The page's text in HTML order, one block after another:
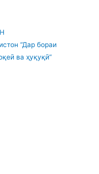
“Дар бораи
ва ҳуқуқӣ”